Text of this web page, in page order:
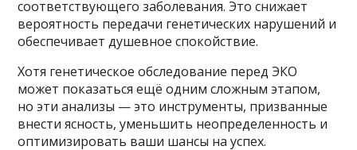
соответствующего заболевания. Это снижает
вероятность передачи генетических нарушений и
обеспечивает душевное спокойствие.
Хотя генетическое обследование перед ЭКО
может показаться ещё одним сложным этапом,
но эти анализы — это инструменты, призванные
внести ясность, уменьшить неопределенность и
оптимизировать ваши шансы на успех.